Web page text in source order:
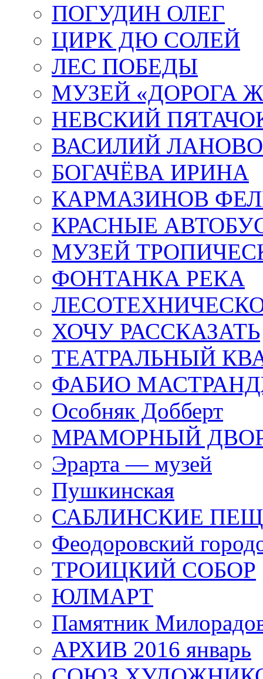
ПОГУДИН ОЛЕГ
ЦИРК ДЮ СОЛЕЙ
ЛЕС ПОБЕДЫ
МУЗЕЙ «ДОРОГА
НЕВСКИЙ
ВАСИЛИЙ
БОГАЧЁВА ИРИНА
КАРМАЗИНОВ
КРАСНЫЕ
МУЗЕЙ
ФОНТАНКА РЕКА
ХОЧУ РАССКАЗАТЬ
ТЕАТРАЛЬНЫЙ
ФАБИО
Особняк Добберт
МРАМОРНЫЙ
Эрарта — музей
Пушкинская
САБЛИНСКИЕ
Феодоровский
ТРОИЦКИЙ СОБОР
ЮЛМАРТ
Памятник
АРХИВ 2016 январь